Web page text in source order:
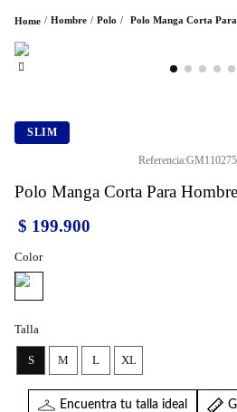
Hombre Polo Polo Manga Corta
SLIM
Referencia:
Polo Manga Corta Para
$ 199.900
Color
Talla
S M L XL
Encuentra tu talla ideal